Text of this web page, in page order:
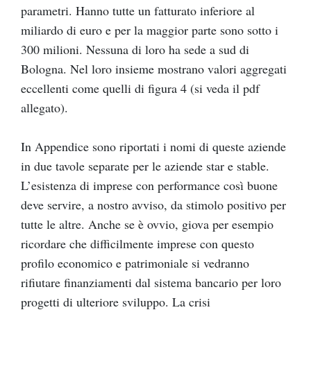
parametri. Hanno tutte un fatturato inferiore al
miliardo di euro e per la maggior parte sono sotto i
300 milioni. Nessuna di loro ha sede a sud di
Bologna. Nel loro insieme mostrano valori aggregati
eccellenti come quelli di figura 4 (si veda il pdf
allegato).
In Appendice sono riportati i nomi di queste aziende
in due tavole separate per le aziende star e stable.
L’esistenza di imprese con performance così buone
deve servire, a nostro avviso, da stimolo positivo per
tutte le altre. Anche se è ovvio, giova per esempio
ricordare che difficilmente imprese con questo
profilo economico e patrimoniale si vedranno
rifiutare finanziamenti dal sistema bancario per loro
progetti di ulteriore sviluppo. La crisi